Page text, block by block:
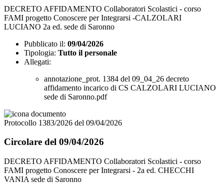
DECRETO AFFIDAMENTO Collaboratori Scolastici - corso
FAMI progetto Conoscere per Integrarsi -CALZOLARI
LUCIANO 2a ed. sede di Saronno
Pubblicato il: 09/04/2026
Tipologia: Tutto il personale
Allegati:
annotazione_prot. 1384 del 09_04_26 decreto
affidamento incarico di CS CALZOLARI LUCIANO
sede di Saronno.pdf
Protocollo 1383/2026 del 09/04/2026
Circolare del 09/04/2026
DECRETO AFFIDAMENTO Collaboratori Scolastici - corso
FAMI progetto Conoscere per Integrarsi - 2a ed. CHECCHI
VANIA sede di Saronno